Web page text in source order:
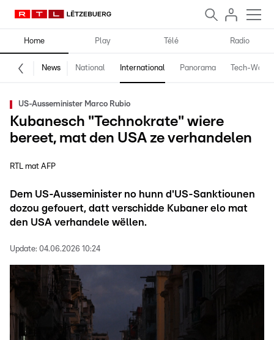
Home Play Télé Radio
News National International Panorama Tech-World
US-Ausseminister Marco Rubio
Kubanesch "Technokrate" wiere
bereet, mat den USA ze verhandelen
RTL mat AFP
Dem US-Ausseminister no hunn d'US-Sanktiounen
dozou gefouert, datt verschidde Kubaner elo mat
den USA verhandele wëllen.
Update: 04.06.2026 10:24